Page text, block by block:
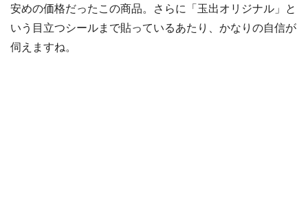
安めの価格だったこの商品。さらに「玉出オリジナル」と
いう目立つシールまで貼っているあたり、かなりの自信が
伺えますね。